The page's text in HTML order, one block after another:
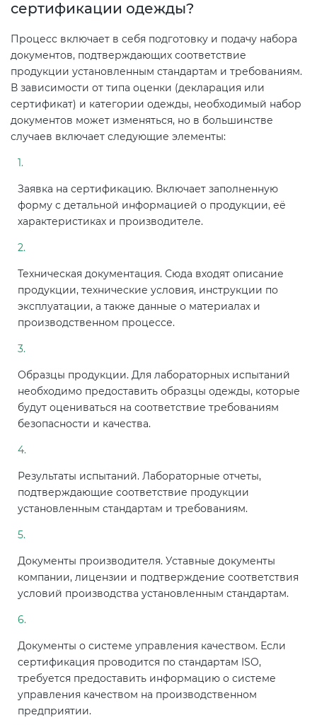
сертификации одежды?
Процесс включает в себя подготовку и подачу набора
документов, подтверждающих соответствие
продукции установленным стандартам и требованиям.
В зависимости от типа оценки (декларация или
сертификат) и категории одежды, необходимый набор
документов может изменяться, но в большинстве
случаев включает следующие элементы:
Заявка на сертификацию. Включает заполненную
форму с детальной информацией о продукции, её
характеристиках и производителе.
Техническая документация. Сюда входят описание
продукции, технические условия, инструкции по
эксплуатации, а также данные о материалах и
производственном процессе.
Образцы продукции. Для лабораторных испытаний
необходимо предоставить образцы одежды, которые
будут оцениваться на соответствие требованиям
безопасности и качества.
Результаты испытаний. Лабораторные отчеты,
подтверждающие соответствие продукции
установленным стандартам и требованиям.
Документы производителя. Уставные документы
компании, лицензии и подтверждение соответствия
условий производства установленным стандартам.
Документы о системе управления качеством. Если
сертификация проводится по стандартам ISO,
требуется предоставить информацию о системе
управления качеством на производственном
предприятии.